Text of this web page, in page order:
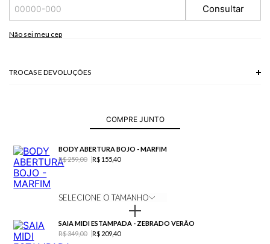
96% VISCOSE 4% ELASTANO
Consultar
Não sei meu cep
TROCAS E DEVOLUÇÕES
COMPRE JUNTO
BODY ABERTURA BOJO - MARFIM
R$ 259,00
R$ 155,40
SELECIONE O TAMANHO
SAIA MIDI ESTAMPADA - ZEBRADO VERÃO
R$ 349,00
R$ 209,40